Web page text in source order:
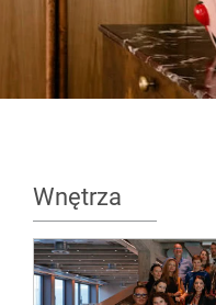
Wnętrza